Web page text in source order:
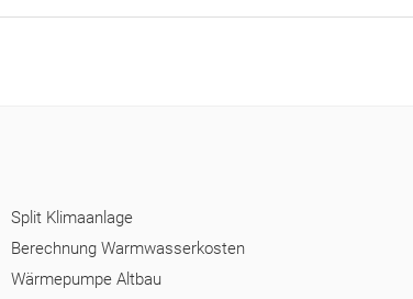
Split Klimaanlage
Berechnung Warmwasserkosten
Wärmepumpe Altbau